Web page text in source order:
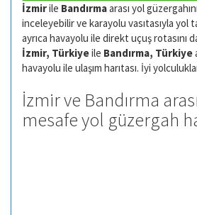
İzmirile Bandırmaarası yol
inceleyebilir ve karayolu vasıtasıyla yol
ayrıca havayolu ile direkt uçuş rotasını
İzmir, Türkiyeile Bandırma, Türkiye
havayolu ile ulaşım harıtası. İyi
İzmir ve Bandırma
mesafe yol güzergah